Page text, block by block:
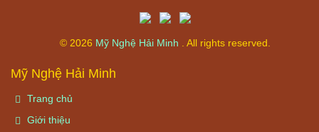
© 2026 Mỹ Nghệ Hải Minh . All rights reserved.
Mỹ Nghệ Hải Minh
Trang chủ
Giới thiệu